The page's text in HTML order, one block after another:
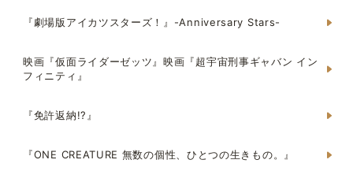
『劇場版アイカツスターズ！』-Anniversary Stars-
映画『仮面ライダーゼッツ』映画『超宇宙刑事ギャバン イン
フィニティ』
『免許返納!?』
『ONE CREATURE 無数の個性、ひとつの生きもの。』